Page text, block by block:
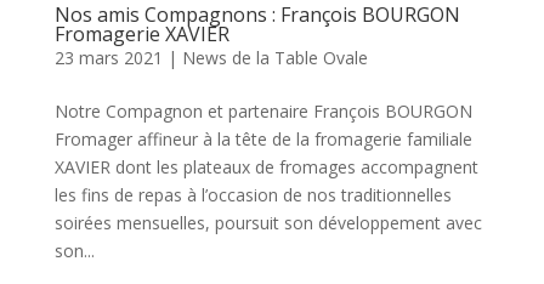
Nos amis Compagnons : François BOURGON
Fromagerie XAVIER
23 mars 2021 | News de la Table Ovale
Notre Compagnon et partenaire François BOURGON
Fromager affineur à la tête de la fromagerie familiale
XAVIER dont les plateaux de fromages accompagnent
les fins de repas à l’occasion de nos traditionnelles
soirées mensuelles, poursuit son développement avec
son...